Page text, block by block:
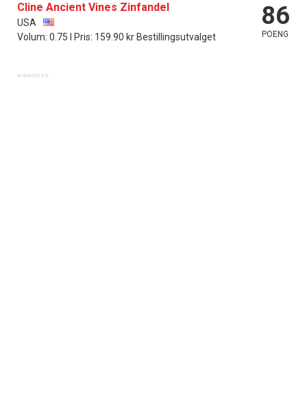
Cline Ancient Vines Zinfandel
USA
Volum: 0.75 l Pris: 159.90 kr Bestillingsutvalget
86
POENG